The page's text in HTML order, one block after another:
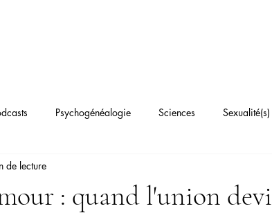
Psychogénéalogie Sciences Sexualité(s)
Transgénérationnelle
: quand l'union
de lecture